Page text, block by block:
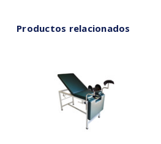
Productos relacionados